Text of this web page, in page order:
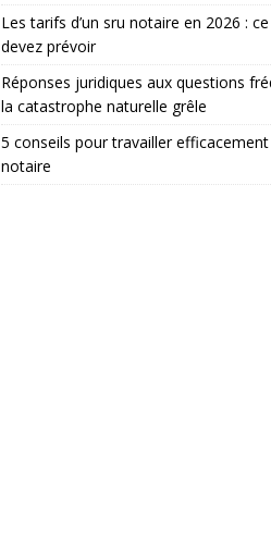
Les tarifs d’un sru notaire en 2026 :
devez prévoir
Réponses juridiques aux questions
la catastrophe naturelle grêle
5 conseils pour travailler
notaire